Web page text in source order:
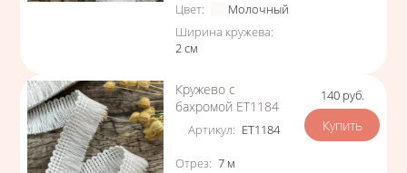
Цвет:
Молочный
Ширина кружева:
2см
Кружево с
бахромой ЕТ1184
Артикул: ЕТ1184
Характеристики
Отрез: 7 м
Цена
140 руб.